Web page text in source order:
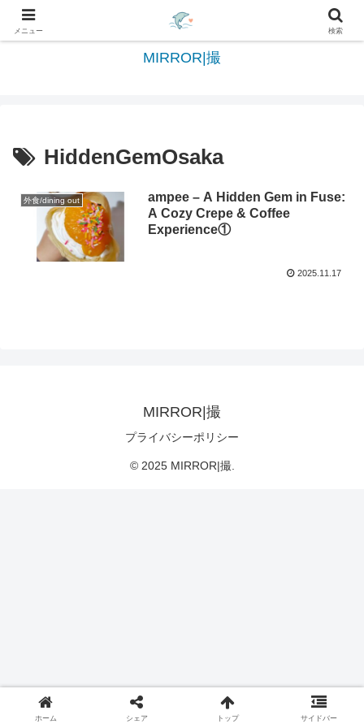
日々を綴る＆写真を切撮る世界へようこそ
MIRROR|撮
HiddenGemOsaka
外食/dining out
ampee – A Hidden Gem in Fuse:
A Cozy Crepe & Coffee
Experience①
2025.11.17
MIRROR|撮
プライバシーポリシー
© 2025 MIRROR|撮.
メニュー 検索
ホーム シェア トップ サイドバー